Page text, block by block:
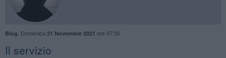
Blog Domenica 21 Novembre 2021 ore 07:30
Il servizio